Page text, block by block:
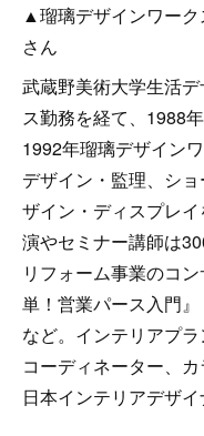
▲瑠璃デザインワー
さん
武蔵野美術大学生活
ス勤務を経て、1988
1992年瑠璃デザイン
デザイン・監理、シ
ザイン・ディスプレ
演やセミナー講師は
リフォーム事業のコ
単！営業パース入門』
など。インテリアプ
コーディネーター、
日本インテリアデザイ